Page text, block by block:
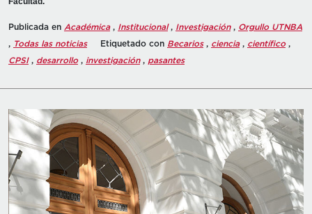
Publicada en Académica, Institucional, Investigación, Orgullo UTNBA
, Todas las noticias Etiquetado con Becarios, ciencia, científico,
CPSI, desarrollo, investigación, pasantes